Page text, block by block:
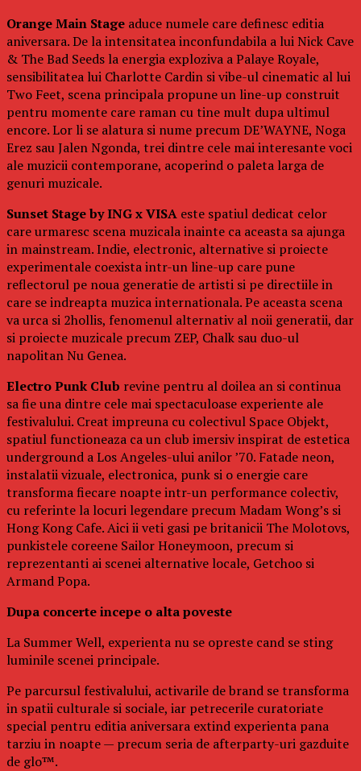
Orange Main Stage aduce numele care definesc editia
aniversara. De la intensitatea inconfundabila a lui Nick Cave
& The Bad Seeds la energia exploziva a Palaye Royale,
sensibilitatea lui Charlotte Cardin si vibe-ul cinematic al lui
Two Feet, scena principala propune un line-up construit
pentru momente care raman cu tine mult dupa ultimul
encore. Lor li se alatura si nume precum DE’WAYNE, Noga
Erez sau Jalen Ngonda, trei dintre cele mai interesante voci
ale muzicii contemporane, acoperind o paleta larga de
genuri muzicale.
Sunset Stage by ING x VISA este spatiul dedicat celor
care urmaresc scena muzicala inainte ca aceasta sa ajunga
in mainstream. Indie, electronic, alternative si proiecte
experimentale coexista intr-un line-up care pune
reflectorul pe noua generatie de artisti si pe directiile in
care se indreapta muzica internationala. Pe aceasta scena
va urca si 2hollis, fenomenul alternativ al noii generatii, dar
si proiecte muzicale precum ZEP, Chalk sau duo-ul
napolitan Nu Genea.
Electro Punk Club revine pentru al doilea an si continua
sa fie una dintre cele mai spectaculoase experiente ale
festivalului. Creat impreuna cu colectivul Space Objekt,
spatiul functioneaza ca un club imersiv inspirat de estetica
underground a Los Angeles-ului anilor ’70. Fatade neon,
instalatii vizuale, electronica, punk si o energie care
transforma fiecare noapte intr-un performance colectiv,
cu referinte la locuri legendare precum Madam Wong’s si
Hong Kong Cafe. Aici ii veti gasi pe britanicii The Molotovs,
punkistele coreene Sailor Honeymoon, precum si
reprezentanti ai scenei alternative locale, Getchoo si
Armand Popa.
Dupa concerte incepe o alta poveste
La Summer Well, experienta nu se opreste cand se sting
luminile scenei principale.
Pe parcursul festivalului, activarile de brand se transforma
in spatii culturale si sociale, iar petrecerile curatoriate
special pentru editia aniversara extind experienta pana
tarziu in noapte — precum seria de afterparty-uri gazduite
de glo™.